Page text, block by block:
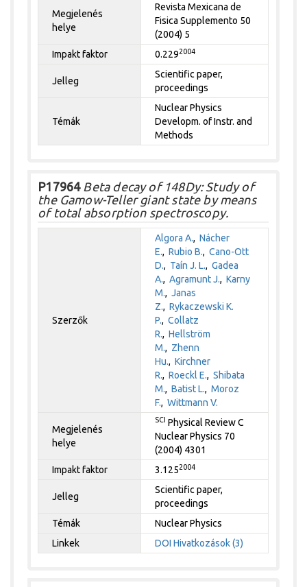
Megjelenés
helye
Revista Mexicana de
Fisica Supplemento 50
(2004) 5
Impakt faktor
0.2292004
Jelleg
Scientific paper,
proceedings
Témák
Nuclear Physics
Developm. of Instr. and
Methods
P17964Beta decay of 148Dy: Study of
the Gamow-Teller giant state by means
of total absorption spectroscopy.
Szerzők
Algora A.,Nácher
E.,Rubio B.,Cano-Ott
D., Taín J. L.,Gadea
A.,Agramunt J.,Karny
M.,Janas
Z.,Rykaczewski K.
P.,Collatz
R.,Hellström
M., Zhenn
Hu.,Kirchner
R.,Roeckl E.,Shibata
M.,Batist L.,Moroz
F.,Wittmann V.
Megjelenés
helye
SCI Physical Review C
Nuclear Physics 70
(2004) 4301
Impakt faktor
3.1252004
Jelleg
Scientific paper,
proceedings
Témák
Nuclear Physics
Linkek
DOI Hivatkozások (3)